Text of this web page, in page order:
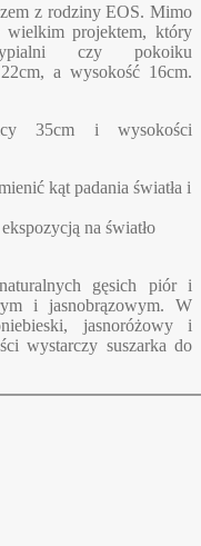
z rodziny EOS. Mimo
wielkim projektem, który
czy pokoiku
a wysokość 16cm.
35cm i wysokości
kąt padania światła i
na światło
gęsich piór i
i jasnobrązowym. W
jasnoróżowy i
wystarczy suszarka do